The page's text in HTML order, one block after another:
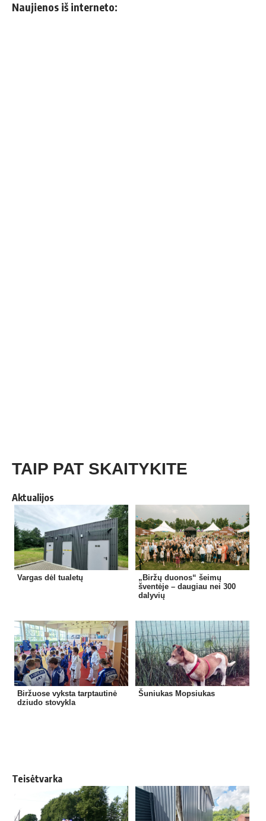
Naujienos iš interneto:
TAIP PAT SKAITYKITE
Aktualijos
Vargas dėl tualetų
„Biržų duonos“ šeimų
šventėje – daugiau nei 300
dalyvių
Biržuose vyksta tarptautinė
dziudo stovykla
Šuniukas Mopsiukas
Teisėtvarka